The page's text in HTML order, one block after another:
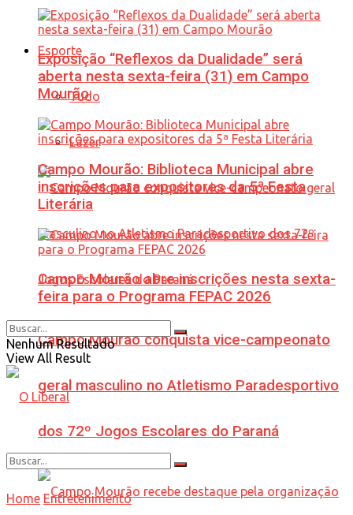
Esporte
Tudo
Lazer
Campo Mourão conquista vice-campeonato
geral masculino no Atletismo Paradesportivo
dos 72º Jogos Escolares do Paraná
Exposição “Reflexos da Dualidade” será
aberta nesta sexta-feira (31) em Campo
Mourão
Campo Mourão: Biblioteca Municipal abre
inscrições para expositores da 5ª Festa
Literária
Campo Mourão abre inscrições nesta sexta-
feira para o Programa FEPAC 2026
Nenhum Resultado
View All Result
Home Entretenimento